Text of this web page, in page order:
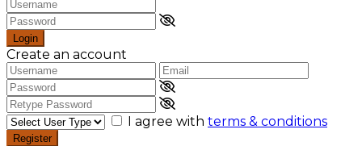
Login
Create an account
I agree with terms & conditions
Register